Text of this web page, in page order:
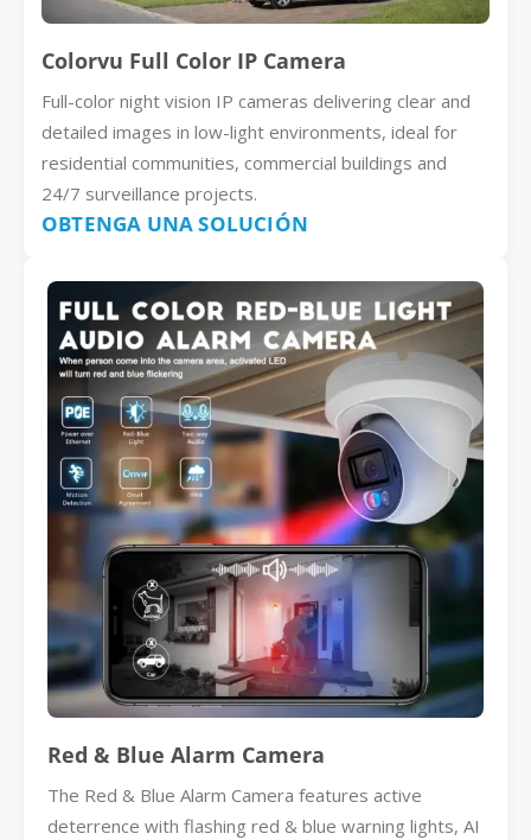
Colorvu Full Color IP Camera
Full-color night vision IP cameras delivering clear and
detailed images in low-light environments, ideal for
residential communities, commercial buildings and
24/7 surveillance projects.
OBTENGA UNA SOLUCIÓN
Red & Blue Alarm Camera
The Red & Blue Alarm Camera features active
deterrence with flashing red & blue warning lights, AI